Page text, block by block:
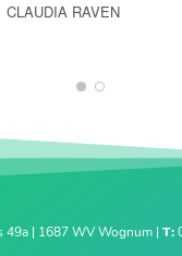
CLAUDIA RAVEN
1 2
49a | 1687 WV Wognum |T: